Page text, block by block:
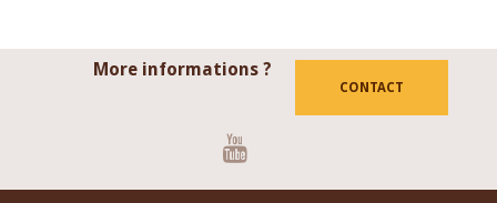
More informations ?
CONTACT